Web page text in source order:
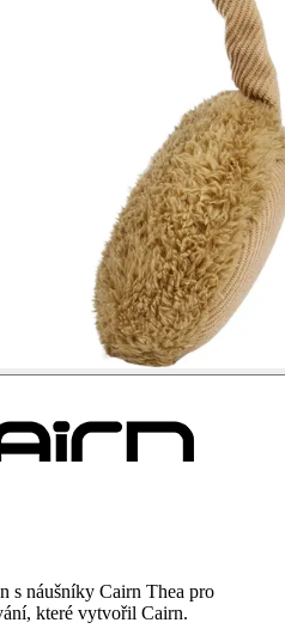
s náušníky Cairn Thea pro
které vytvořil Cairn.